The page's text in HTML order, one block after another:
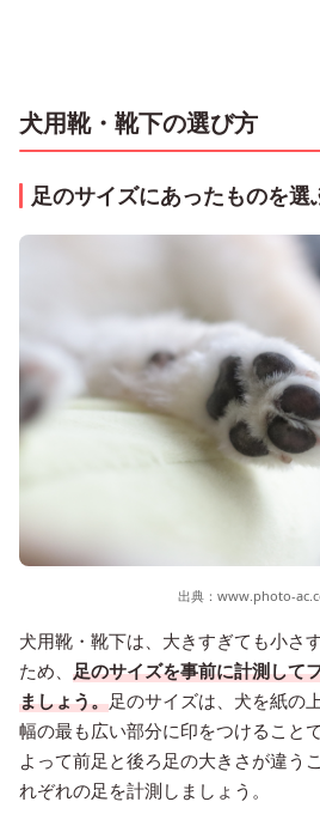
犬用靴・靴下の選び方
足のサイズにあったものを選
出典： www.photo-
犬用靴・靴下は、大きすぎても小さ
ため、 足のサイズを事前に計測して
ましょう。足のサイズは、犬を紙の
幅の最も広い部分に印をつけること
よって前足と後ろ足の大きさが違う
れぞれの足を計測しましょう。